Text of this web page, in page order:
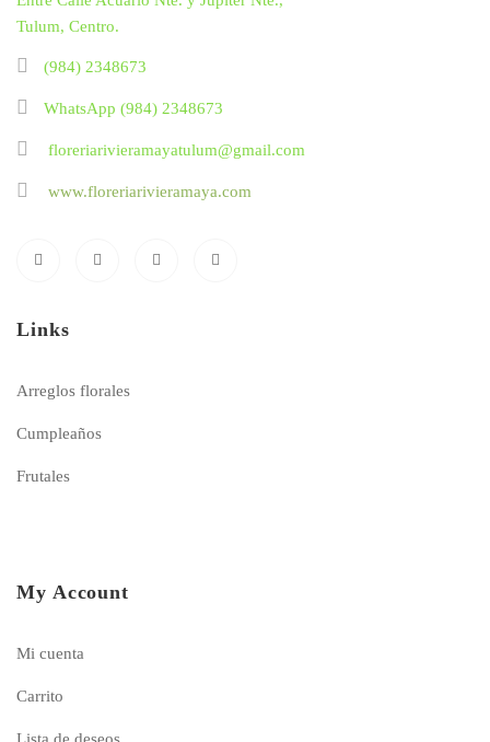
Tulum, Centro.
(984) 2348673
WhatsApp (984) 2348673
floreriarivieramayatulum@gmail.com
www.floreriarivieramaya.com
Links
Arreglos florales
Cumpleaños
Frutales
My Account
Mi cuenta
Carrito